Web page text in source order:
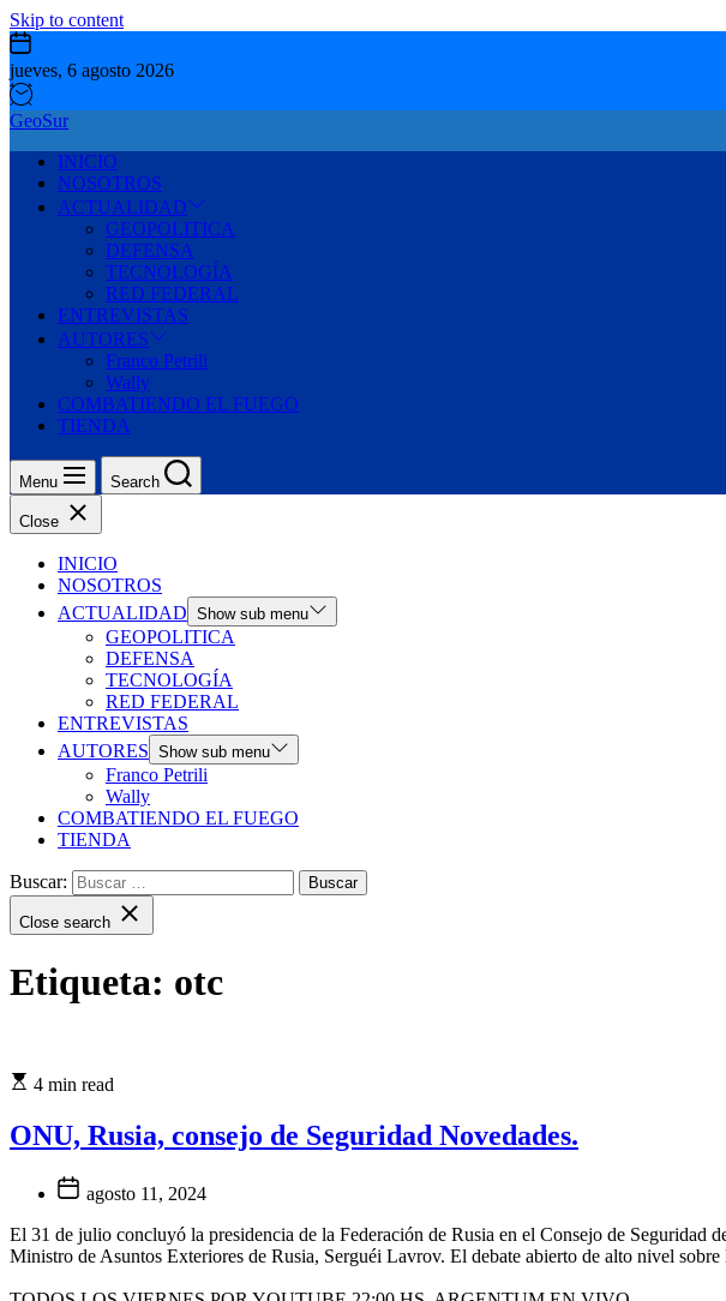
Skip to content
jueves, 6 agosto 2026
GeoSur
INICIO
NOSOTROS
ACTUALIDAD
GEOPOLITICA
DEFENSA
TECNOLOGÍA
RED FEDERAL
ENTREVISTAS
AUTORES
Franco Petrili
Wally
COMBATIENDO EL FUEGO
TIENDA
Menu Search
Close
INICIO
NOSOTROS
ACTUALIDAD Show sub menu
GEOPOLITICA
DEFENSA
TECNOLOGÍA
RED FEDERAL
ENTREVISTAS
AUTORES Show sub menu
Franco Petrili
Wally
COMBATIENDO EL FUEGO
TIENDA
Buscar:
Close search
Etiqueta: otc
4 min read
ONU, Rusia, consejo de Seguridad Novedades.
agosto 11, 2024
El 31 de julio concluyó la presidencia de la Federación de Rusia en el Consejo de Seguridad
Ministro de Asuntos Exteriores de Rusia, Serguéi Lavrov. El debate abierto de alto nivel